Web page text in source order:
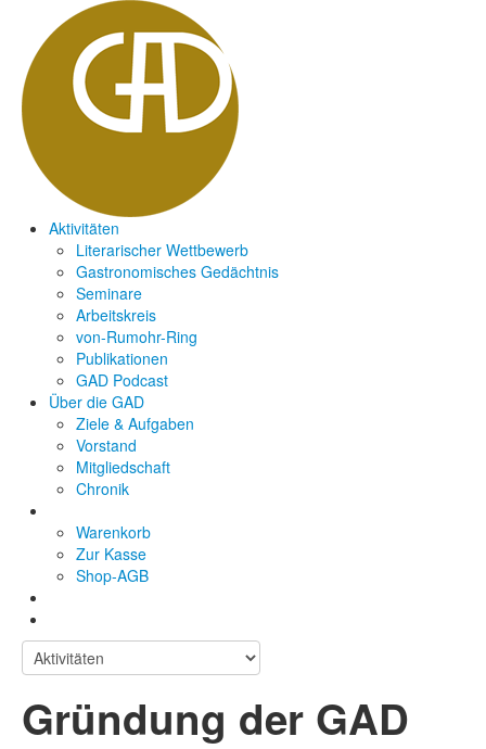
Aktivitäten
Literarischer Wettbewerb
Gastronomisches Gedächtnis
Seminare
Arbeitskreis
von-Rumohr-Ring
Publikationen
GAD Podcast
Über die GAD
Ziele & Aufgaben
Vorstand
Mitgliedschaft
Chronik
Warenkorb
Zur Kasse
Shop-AGB
Gründung der GAD